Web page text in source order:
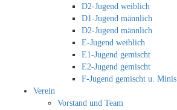
D2-Jugend weiblich
D1-Jugend männlich
D2-Jugend männlich
E-Jugend weiblich
E1-Jugend gemischt
E2-Jugend gemischt
F-Jugend gemischt u. Minis
Verein
Vorstand und Team